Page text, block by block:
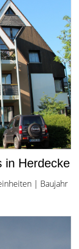
in Herdecke
| Baujahr